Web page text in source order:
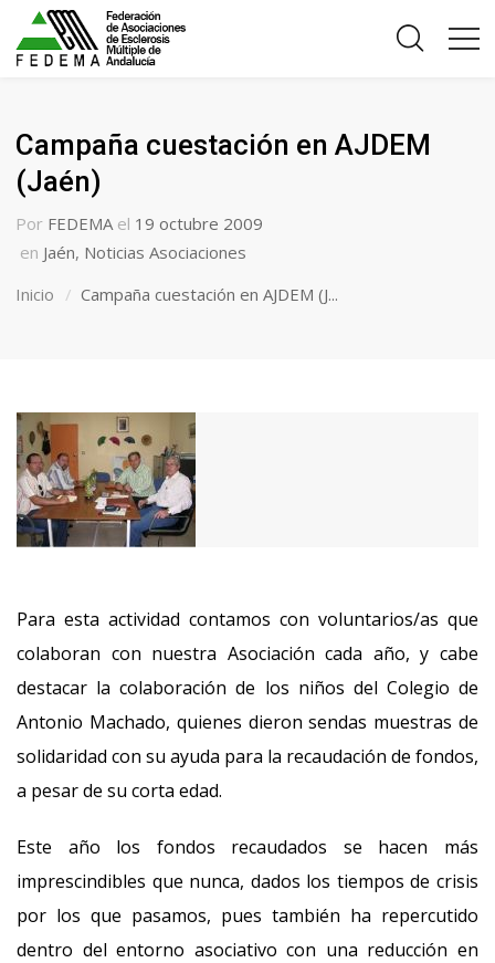
Campaña cuestación en AJDEM
(Jaén)
Por FEDEMA el 19 octubre 2009
en Jaén, Noticias Asociaciones
Inicio
Campaña cuestación en AJDEM (J...
Para esta actividad contamos con voluntarios/as que
colaboran con nuestra Asociación cada año, y cabe
destacar la colaboración de los niños del Colegio de
Antonio Machado, quienes dieron sendas muestras de
solidaridad con su ayuda para la recaudación de fondos,
a pesar de su corta edad.
Este año los fondos recaudados se hacen más
imprescindibles que nunca, dados los tiempos de crisis
por los que pasamos, pues también ha repercutido
dentro del entorno asociativo con una reducción en